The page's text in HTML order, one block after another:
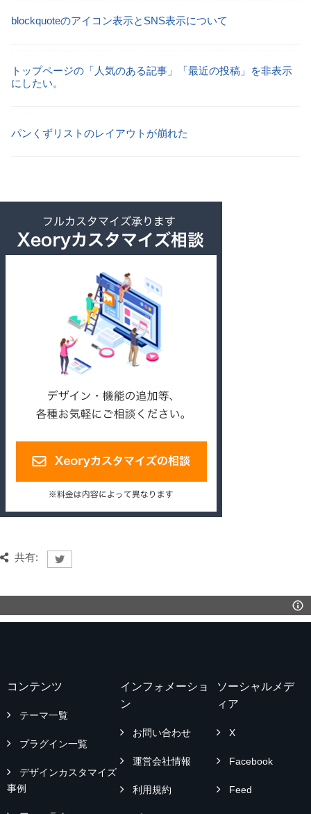
blockquoteのアイコン表示とSNS表示について
トップページの「人気のある記事」「最近の投稿」を非表示
にしたい。
パンくずリストのレイアウトが崩れた
共有:
コンテンツ
テーマ一覧
プラグイン一覧
デザインカスタマイズ
事例
インフォメーショ
ン
お問い合わせ
運営会社情報
利用規約
ソーシャルメデ
ィア
X
Facebook
Feed